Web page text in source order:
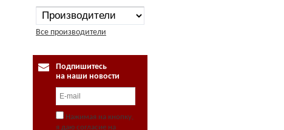
Все производители
Подпишитесь
на наши новости
Нажимая на кнопку,
я даю согласие на